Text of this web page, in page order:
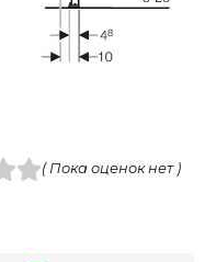
( Пока оценок нет )